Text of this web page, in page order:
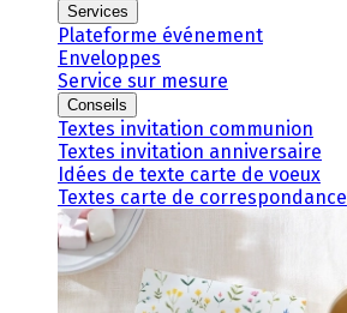
Services
Plateforme événement
Enveloppes
Service sur mesure
Conseils
Textes invitation communion
Textes invitation anniversaire
Idées de texte carte de voeux
Textes carte de correspondance